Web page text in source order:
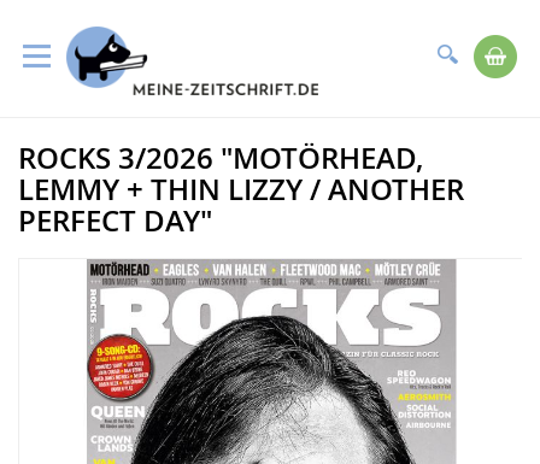
Suche
zum
Inhalt
Zum
Ende
der
Bildergalerie
ROCKS 3/2026 "MOTÖRHEAD,
LEMMY + THIN LIZZY / ANOTHER
PERFECT DAY"